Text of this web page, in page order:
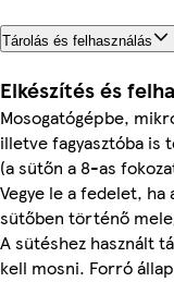
Tárolás és felhasználás
Elkészítés és
Mosogatógépbe,
illetve fagyasztóba is
(a sütőn a 8-as
Vegye le a fedelet,
sütőben történő
A sütéshez használt
kell mosni. Forró